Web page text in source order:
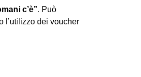
c’è”. Può
l’utilizzo dei voucher